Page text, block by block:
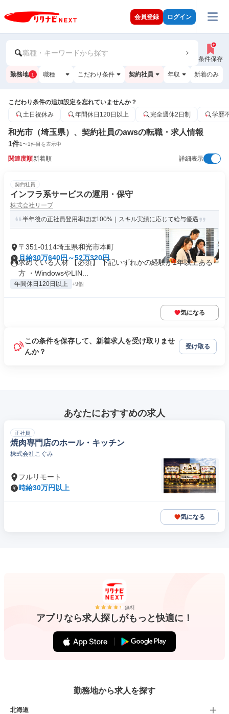
会員登録 ログイン
職種・キーワードから探す
条件保存
勤務地 1 職種 こだわり条件 契約社員 年収 新着のみ
こだわり条件の追加設定を忘れていませんか？
土日祝休み
年間休日120日以上 完全週休2日制 学歴
和光市（埼玉県）、契約社員のawsの転職・求人情報
1件1〜1件目を表示中
関連度順新着順 詳細表示
契約社員
インフラ系サービスの運用・保守
株式会社リープ
半年後の正社員登用率ほぼ100%｜スキル実績に応じて給与優遇
〒351-0114埼玉県和光市本町
月給30万640円～52万320円
求めている人材 【必須】 下記いずれかの経験が1年以上ある
方 ・WindowsやLIN...
年間休日120日以上 +9個
気になる
この条件を保存して、新着求人を受け取りませ
んか？
受け取る
あなたにおすすめの求人
正社員
焼肉専門店のホール・キッチン
株式会社こぐみ
フルリモート
時給30万円以上
気になる
無料
アプリなら求人探しがもっと快適に！
勤務地から求人を探す
北海道